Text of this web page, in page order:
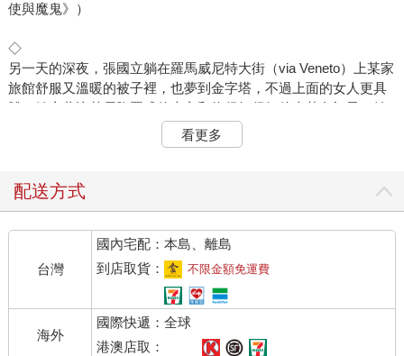
使與魔鬼》）
◇
另一天的深夜，張國立躺在羅馬威尼特大街（via Veneto）上某家
旅館舒服又溫暖的被子裡，也夢到金字塔，不過上面的女人更具
體，她穿著比基尼胸罩式的上衣和條很短很短的米黃色裙子。她
往下伸出手，而張國立正氣喘噓噓的往上爬，他有信心能爬到頂
端，因為他每次抬頭都能看見黃裙子被風吹得朝上飛舞，但裙子
的需要裙子內的答案──女人對她喊──奇怪，不是短裙的聲音，
脂的脖子想往下看，聲音已傳來：
「死老張，明天二月十四日，是什麼日子？」
是他媽的男人該倒霉的日子──不，那是充滿了愛與關懷的日子。
而且，為什麼偏要娶個年輕的老婆呢？
看更多
配送方式
台灣
國內宅配：本島、離島
到店取貨：
不限金額免運費
海外
國際快遞：全球
港澳店取：